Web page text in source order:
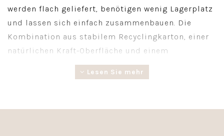
werden flach geliefert, benötigen wenig Lagerplatz
und lassen sich einfach zusammenbauen. Die
Kombination aus stabilem Recyclingkarton, einer
natürlichen Kraft-Oberfläche und einem
praktischen Magnetverschluss macht diese Box
ideal für eine luxuriöse Präsentation und die
Lesen Sie mehr